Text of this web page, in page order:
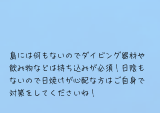
島には何もないのでダイビング器材や
飲み物などは持ち込みが必須！日陰も
ないので日焼けが心配な方はご自身で
対策をしてくださいね！